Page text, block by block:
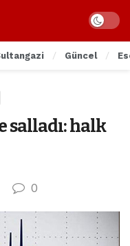
Güncel
salladı: halk
0